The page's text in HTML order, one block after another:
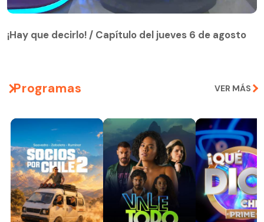
¡Hay que decirlo! / Capítulo del jueves 6 de agosto
Programas VER MÁS